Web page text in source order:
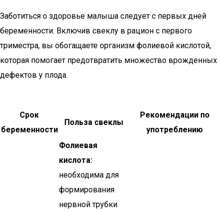
Заботиться о здоровье малыша следует с первых дней
беременности. Включив свеклу в рацион с первого
триместра, вы обогащаете организм фолиевой кислотой,
которая помогает предотвратить множество врожденных
дефектов у плода.
Срок
беременности
Польза свеклы
Рекомендации по
употреблению
Фолиевая
кислота:
необходима для
формирования
нервной трубки